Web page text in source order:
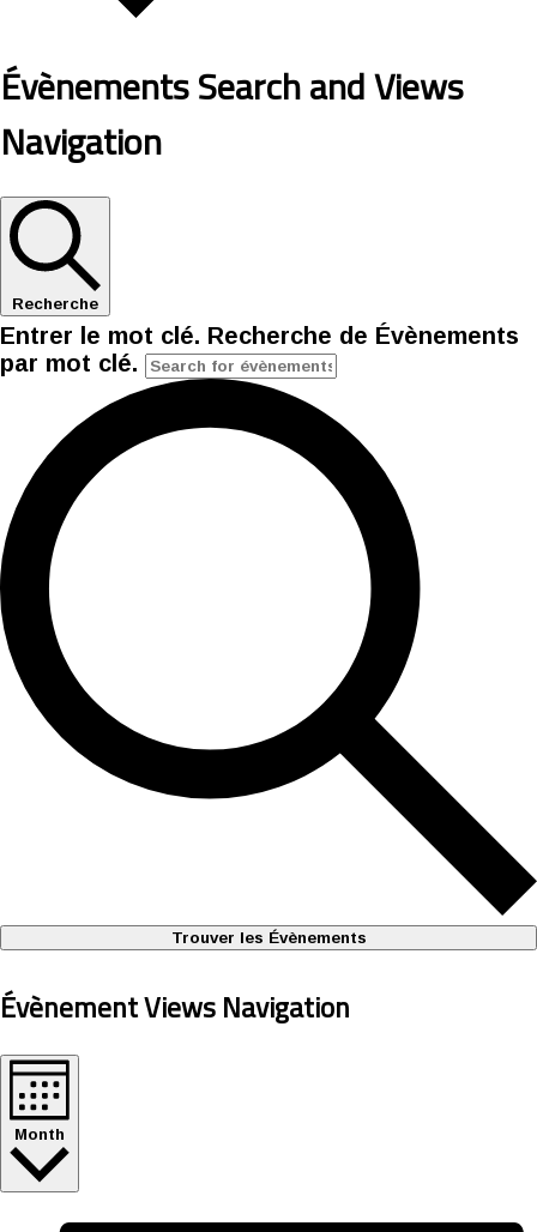
Évènements Search and Views
Navigation
Recherche
Entrer le mot clé. Recherche de Évènements
par mot clé.
Trouver les Évènements
Évènement Views Navigation
Month